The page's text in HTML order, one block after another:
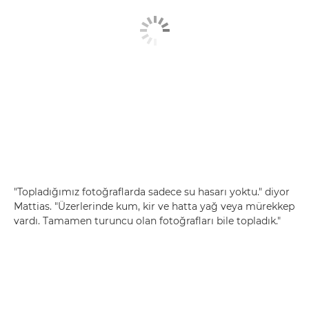
"Topladığımız fotoğraflarda sadece su hasarı yoktu." diyor
Mattias. "Üzerlerinde kum, kir ve hatta yağ veya mürekkep
vardı. Tamamen turuncu olan fotoğrafları bile topladık."